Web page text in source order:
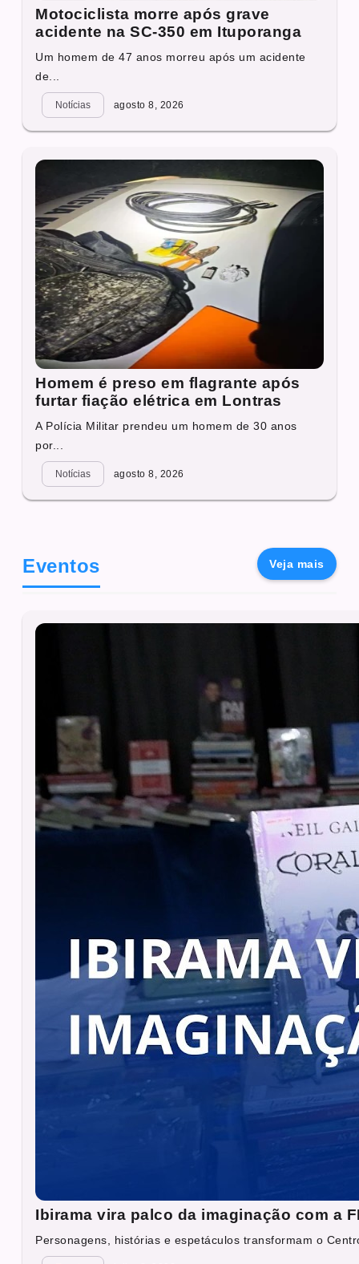
Motociclista morre após grave
acidente na SC-350 em Ituporanga
Um homem de 47 anos morreu após um acidente
de...
Notícias agosto 8, 2026
Homem é preso em flagrante após
furtar fiação elétrica em Lontras
A Polícia Militar prendeu um homem de 30 anos
por...
Notícias agosto 8, 2026
Eventos Veja mais
Ibirama vira palco da imaginação com a
Personagens, histórias e espetáculos transformam o